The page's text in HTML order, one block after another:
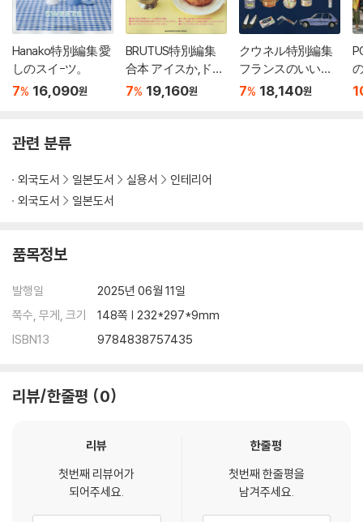
Hanako特別編集 愛
しのスイ-ツ。
7% 16,090원
BRUTUS特別編集
合本 アイスか,ド-
ナツか。
7% 19,160원
クウネル特別編集
フランスのいいモ
ノとライフスタイ
7% 18,140원
관련 분류
외국도서 일본도서 실용서
인테리어
외국도서
일본도서
품목정보
발행일
2025년 06월 11일
쪽수, 무게, 크기
148쪽 | 232*297*9mm
ISBN13
9784838757435
리뷰/한줄평 0
리뷰
첫번째 리뷰어가
되어주세요.
한줄평
첫번째 한줄평을
남겨주세요.